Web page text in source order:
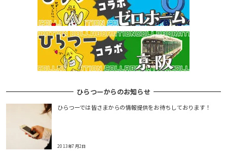
ひらつーからのお知らせ
ひらつーでは皆さまからの情報提供をお待ちしております！
2013年7月2日